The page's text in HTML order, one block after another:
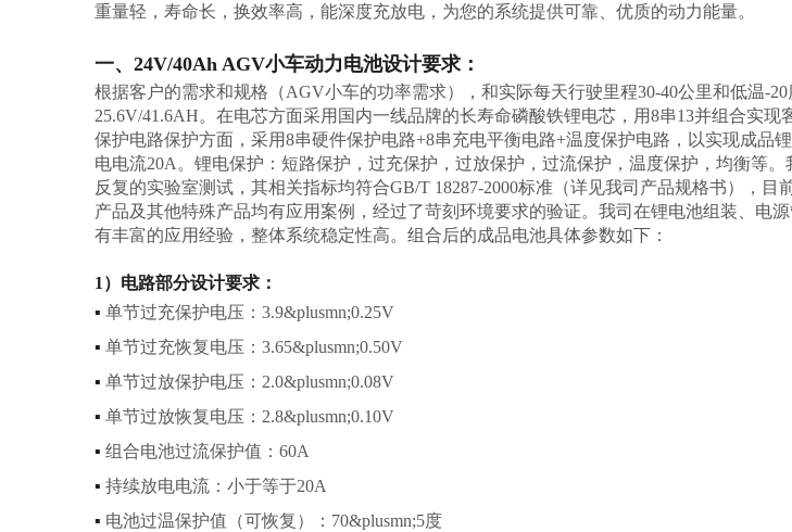
重量轻，寿命长，换效率高，能深度充放电，为您的系统提供可靠、优质的动力能量。
一、24V/40Ah AGV小车动力电池设计要求：
根据客户的需求和规格（AGV小车的功率需求），和实际每天行驶里程30-40公里和低温-
25.6V/41.6AH。在电芯方面采用国内一线品牌的长寿命磷酸铁锂电芯，用8串13并组合实现
保护电路保护方面，采用8串硬件保护电路+8串充电平衡电路+温度保护电路，以实现成品
电电流20A。锂电保护：短路保护，过充保护，过放保护，过流保护，温度保护，均衡等。
反复的实验室测试，其相关指标均符合GB/T 18287-2000标准（详见我司产品规格书），目
产品及其他特殊产品均有应用案例，经过了苛刻环境要求的验证。我司在锂电池组装、电
有丰富的应用经验，整体系统稳定性高。组合后的成品电池具体参数如下：
1）电路部分设计要求：
▪ 单节过充保护电压：3.9&plusmn;0.25V
▪ 单节过充恢复电压：3.65&plusmn;0.50V
▪ 单节过放保护电压：2.0&plusmn;0.08V
▪ 单节过放恢复电压：2.8&plusmn;0.10V
▪ 组合电池过流保护值：60A
▪ 持续放电电流：小于等于20A
▪ 电池过温保护值（可恢复）：70&plusmn;5度